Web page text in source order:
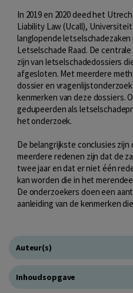
In 2019 en 2020 deed het
Liability Law (Ucall),
langlopende letselschadezaken
Letselschade Raad. De
zijn van letselschadedossiers
afgesloten. Met meerdere
dossier­ en
kenmerken van deze dossiers.
gedupeerden als
het onderzoek.
De belangrijkste conclusies
meerdere redenen zijn dat de
twee jaar en dat er niet één
kan worden die in het
De onderzoekers doen een
aanleiding van de kenmerken
Auteur(s)
Inhoudsopgave